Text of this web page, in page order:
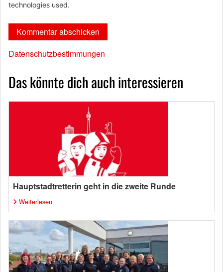
technologies used.
Datenschutzbestimmungen
Das könnte dich auch interessieren
Hauptstadtretterin geht in die zweite Runde
Weiterlesen